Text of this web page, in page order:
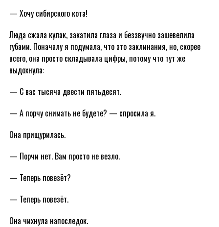
— Хочу сибирского кота!
Люда сжала кулак, закатила глаза и беззвучно зашевелила
губами. Поначалу я подумала, что это заклинания, но, скорее
всего, она просто складывала цифры, потому что тут же
выдохнула:
— С вас тысяча двести пятьдесят.
— А порчу снимать не будете? — спросила я.
Она прищурилась.
— Порчи нет. Вам просто не везло.
— Теперь повезёт?
— Теперь повезёт.
Она чихнула напоследок.